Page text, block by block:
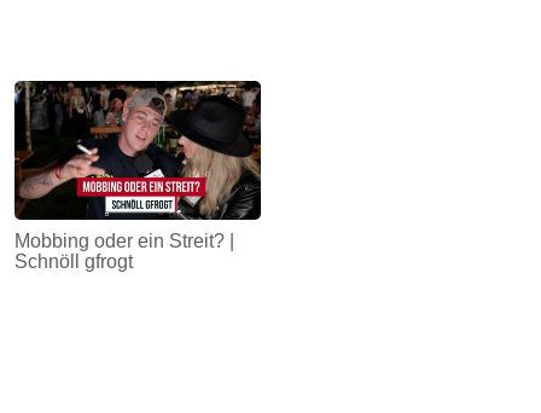
Mobbing oder ein Streit? |
Schnöll gfrogt